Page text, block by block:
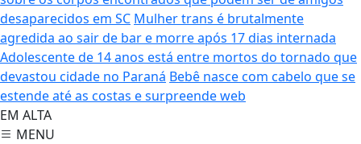
desaparecidos em SC Mulher trans é brutalmente
agredida ao sair de bar e morre após 17 dias internada
Adolescente de 14 anos está entre mortos do tornado que
devastou cidade no Paraná Bebê nasce com cabelo que se
estende até as costas e surpreende web
EM ALTA
MENU